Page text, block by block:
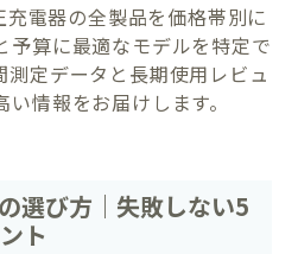
電器の全製品を価格帯別に
予算に最適なモデルを特定で
測定データと長期使用レビュ
情報をお届けします。
選び方｜失敗しない5
ト